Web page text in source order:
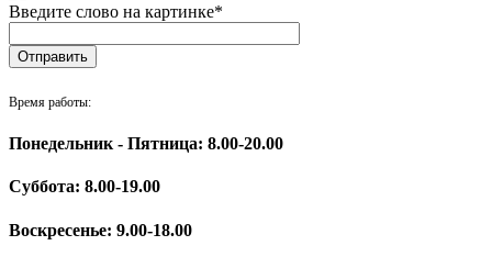
Введите слово на картинке*
Время работы:
Понедельник - Пятница: 8.00-20.00
Суббота: 8.00-19.00
Воскресенье: 9.00-18.00